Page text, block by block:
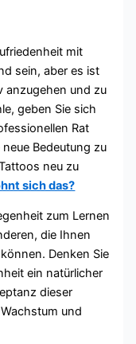
mit
sein, aber es ist
anzugehen und zu
geben Sie sich
Rat
Bedeutung zu
neu zu
sich das?
zum Lernen
die Ihnen
Denken Sie
ein natürlicher
dieser
und